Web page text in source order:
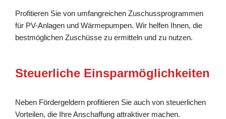
Profitieren Sie von umfangreichen Zuschussprogrammen
für PV-Anlagen und Wärmepumpen. Wir helfen Ihnen, die
bestmöglichen Zuschüsse zu ermitteln und zu nutzen.
Steuerliche Einsparmöglichkeiten
Neben Fördergeldern profitieren Sie auch von steuerlichen
Vorteilen, die Ihre Anschaffung attraktiver machen.